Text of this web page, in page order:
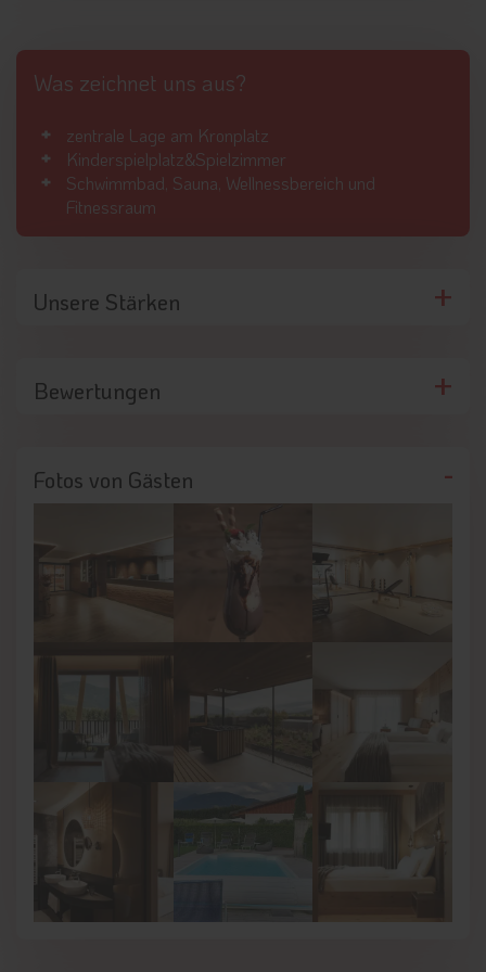
Was zeichnet uns aus?
zentrale Lage am Kronplatz
Kinderspielplatz&Spielzimmer
Schwimmbad, Sauna, Wellnessbereich und
Fitnessraum
Unsere Stärken
Bewertungen
Fotos von Gästen